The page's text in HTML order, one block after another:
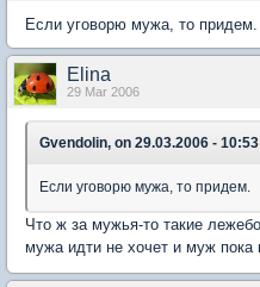
Если уговорю мужа, то придем.
Elina
29 Mar 2006
Gvendolin, on 29.03.2006 -
Если уговорю мужа, то придем.
Что ж за мужья-то такие
мужа идти не хочет и муж пока